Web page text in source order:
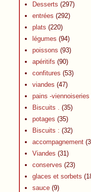
Desserts (297)
entrées (292)
plats (220)
légumes (94)
poissons (93)
apéritifs (90)
confitures (53)
viandes (47)
pains -viennoiseries
Biscuits . (35)
potages (35)
Biscuits : (32)
accompagnement
Viandes (31)
conserves (23)
glaces et sorbets
sauce (9)